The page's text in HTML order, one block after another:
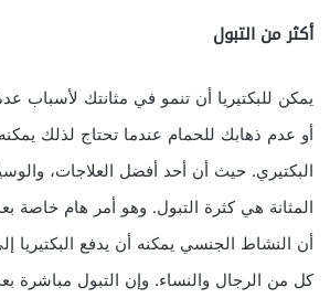
أكثر من التبول
يمكن للبكتيريا أن تنمو في مثانتك لأسباب
أو عدم ذهابك للحمام عندما تحتاج لذلك
البكتيري. حيث أن أحد أفضل العلاجات،
المثانة هي كثرة التبول. وهو أمر هام خاصة
أن النشاط الجنسي يمكنه أن يدفع البكتيريا
كل من الرجال والنساء. وإن التبول مباشرة